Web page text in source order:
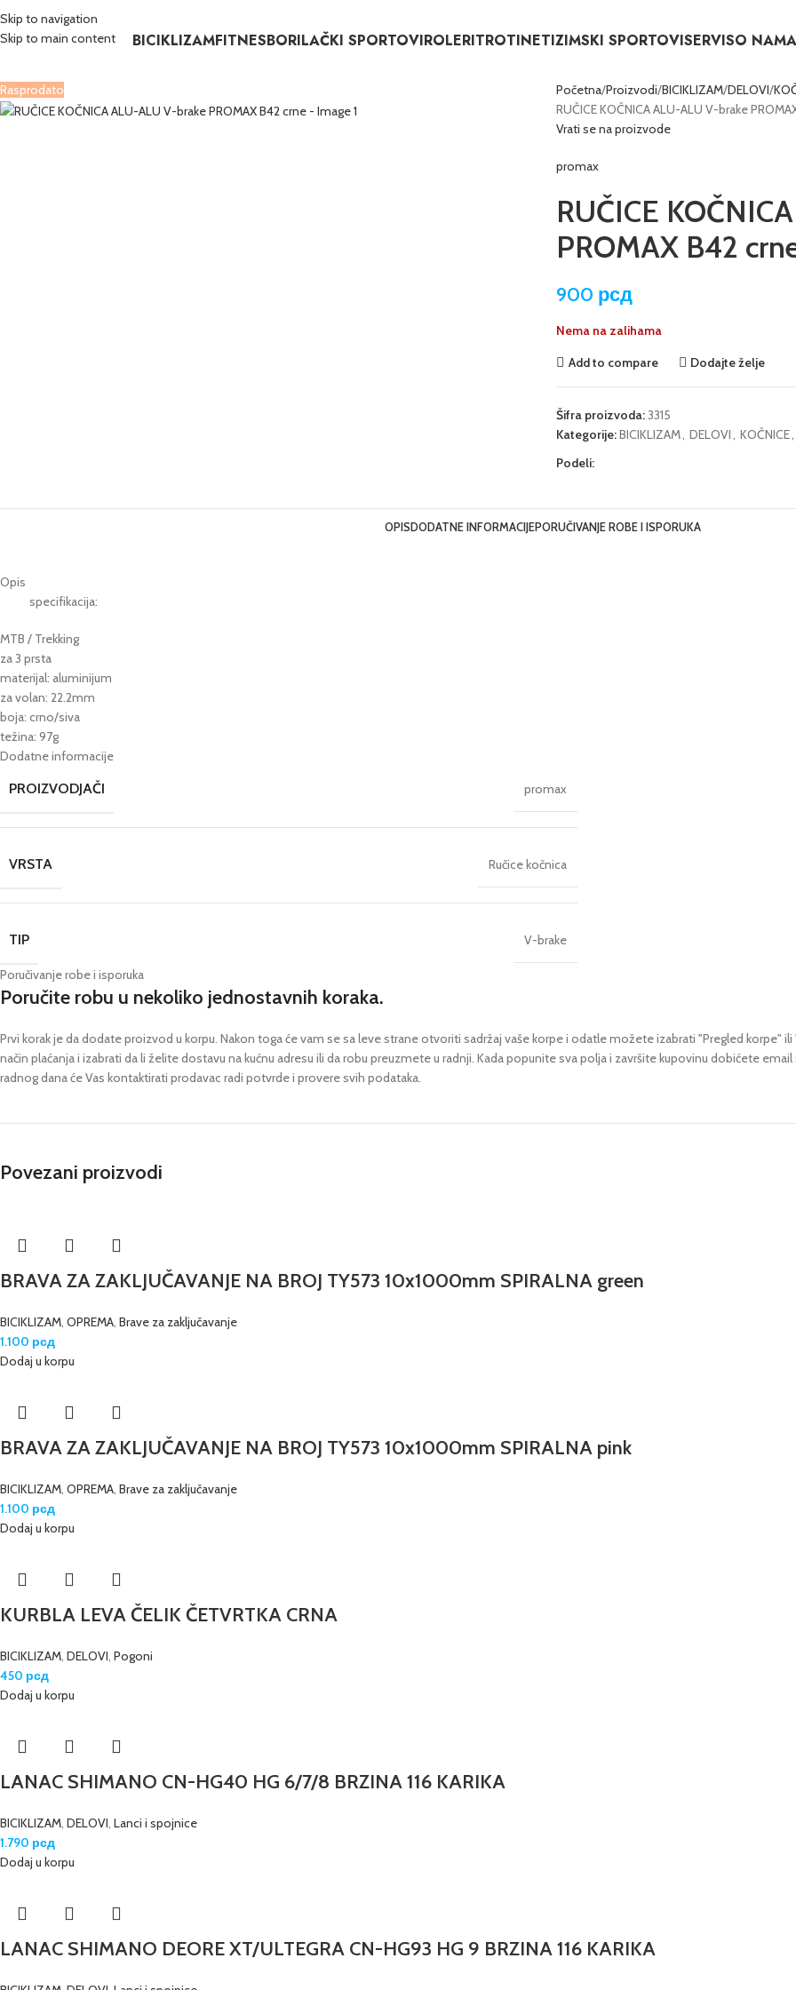
Skip to navigation
Skip to main content
BICIKLIZAMFITNESBORILAČKI SPORTOVIROLERITROTINETIZIMSKI SPORTOVISERVISO NAMA
Rasprodato Početna Proizvodi BICIKLIZAM DELOVI
RUČICE KOČNICA ALU-ALU V-brake
Vrati se na proizvode
promax
RUČICE
PROMAX B42
900 рсд
Nema na zalihama
Add to compare
Dodajte želje
Šifra proizvoda:3315
Kategorije:BICIKLIZAM, DELOVI, KOČNICE,
Podeli:
OPISDODATNE INFORMACIJEPORUČIVANJE ROBE I ISPORUKA
Opis
specifikacija:
MTB / Trekking
za 3 prsta
materijal: aluminijum
za volan: 22.2mm
boja: crno/siva
težina: 97g
Dodatne informacije
PROIZVODJAČI promax
VRSTA Ručice kočnica
TIP V-brake
Poručivanje robe i isporuka
Poručite robu u nekoliko jednostavnih koraka.
Prvi korak je da dodate proizvod u korpu. Nakon toga će vam se sa leve strane otvoriti sadržaj vaše korpe i odatle možete izabrati "Pregled korpe" ili
način plaćanja i izabrati da li želite dostavu na kućnu adresu ili da robu preuzmete u radnji. Kada popunite sva polja i završite kupovinu dobićete
radnog dana će Vas kontaktirati prodavac radi potvrde i provere svih podataka.
Povezani proizvodi
BRAVA ZA ZAKLJUČAVANJE NA BROJ TY573 10x1000mm SPIRALNA green
BICIKLIZAM, OPREMA, Brave za zaključavanje
1.100 рсд
Dodaj u korpu
BRAVA ZA ZAKLJUČAVANJE NA BROJ TY573 10x1000mm SPIRALNA pink
BICIKLIZAM, OPREMA, Brave za zaključavanje
1.100 рсд
Dodaj u korpu
KURBLA LEVA ČELIK ČETVRTKA CRNA
BICIKLIZAM, DELOVI, Pogoni
450 рсд
Dodaj u korpu
LANAC SHIMANO CN-HG40 HG 6/7/8 BRZINA 116 KARIKA
BICIKLIZAM, DELOVI, Lanci i spojnice
1.790 рсд
Dodaj u korpu
LANAC SHIMANO DEORE XT/ULTEGRA CN-HG93 HG 9 BRZINA 116 KARIKA